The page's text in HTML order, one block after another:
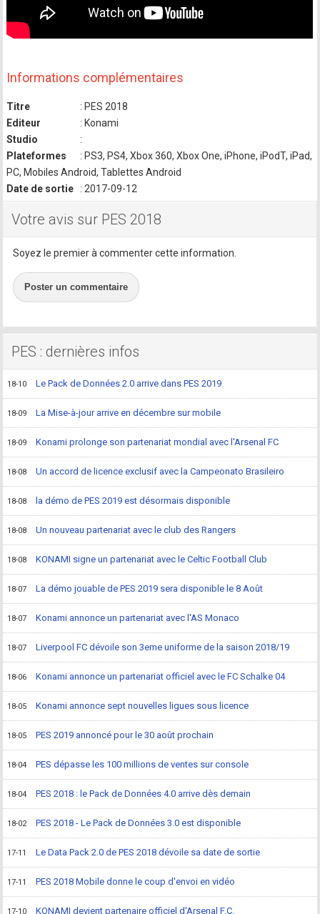
Informations complémentaires
Titre
: PES 2018
Editeur
: Konami
Studio
:
Plateformes
: PS3, PS4, Xbox 360, Xbox One, iPhone, iPodT, iPad,
PC, Mobiles Android, Tablettes Android
Date de sortie
: 2017-09-12
Votre avis sur PES 2018
Soyez le premier à commenter cette information.
Poster un commentaire
PES : dernières infos
18-10 Le Pack de Données 2.0 arrive dans PES 2019
18-09 La Mise-à-jour arrive en décembre sur mobile
18-09 Konami prolonge son partenariat mondial avec l'Arsenal FC
18-08 Un accord de licence exclusif avec la Campeonato Brasileiro
18-08 la démo de PES 2019 est désormais disponible
18-08 Un nouveau partenariat avec le club des Rangers
18-08 KONAMI signe un partenariat avec le Celtic Football Club
18-07 La démo jouable de PES 2019 sera disponible le 8 Août
18-07 Konami annonce un partenariat avec l'AS Monaco
18-07 Liverpool FC dévoile son 3eme uniforme de la saison 2018/19
18-06 Konami annonce un partenariat officiel avec le FC Schalke 04
18-05 Konami annonce sept nouvelles ligues sous licence
18-05 PES 2019 annoncé pour le 30 août prochain
18-04 PES dépasse les 100 millions de ventes sur console
18-04 PES 2018 : le Pack de Données 4.0 arrive dès demain
18-02 PES 2018 - Le Pack de Données 3.0 est disponible
17-11 Le Data Pack 2.0 de PES 2018 dévoile sa date de sortie
17-11 PES 2018 Mobile donne le coup d'envoi en vidéo
17-10 KONAMI devient partenaire officiel d'Arsenal F.C.